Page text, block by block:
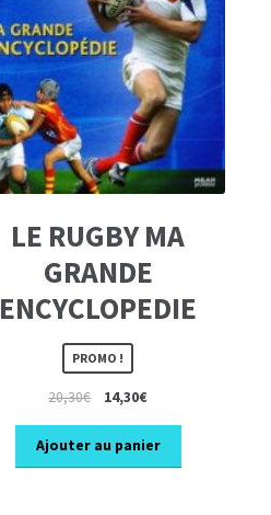
LE RUGBY MA
GRANDE
ENCYCLOPEDIE
PROMO !
20,30€
Le
initial
était :
14,30€Le
actuel
est :
Ajouter au panier